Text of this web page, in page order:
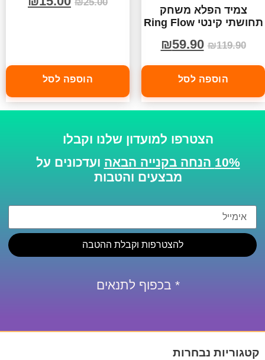
צמיד הפלא משחק
תחושתי קינטי Ring Flow
₪119.90
₪59.90
הוספה לסל הוספה לסל
הצטרפו למועדון שלנו וקבלו
10% הנחה בקנייה הבאה
ועדכונים על
מבצעים והטבות
להצטרפות וקבלת ההטבה
* בכפוף לתנאים
קטגוריות נבחרות